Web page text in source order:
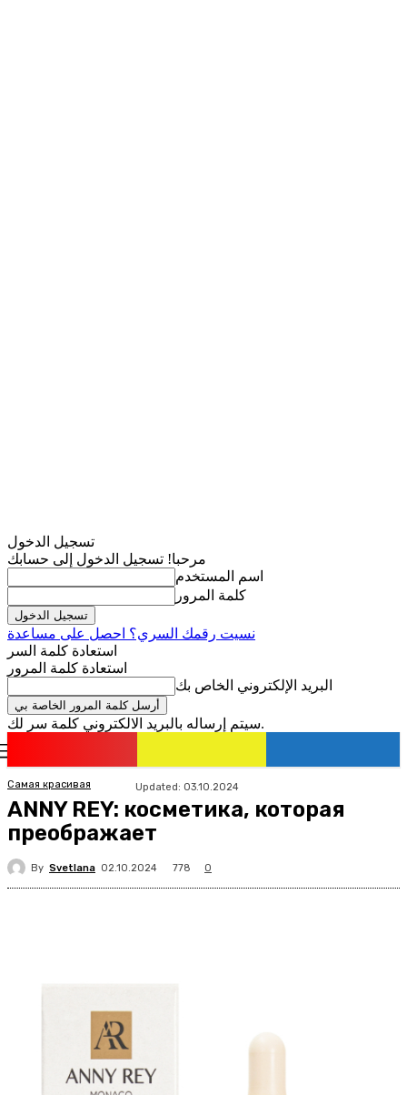
تسجيل الدخول
مرحبا! تسجيل الدخول إلى حسابك
اسم المستخدم
كلمة المرور
نسيت رقمك السري؟ احصل على مساعدة
استعادة كلمة السر
استعادة كلمة المرور
البريد الإلكتروني الخاص بك
سيتم إرساله بالبريد الالكتروني كلمة سر لك.
Самая красивая Updated: 03.10.2024
ANNY REY: косметика, которая
преображает
By Svetlana 02.10.2024 778 0